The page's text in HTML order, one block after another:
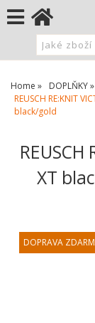
Home DOPLŇKY
REUSCH RE:KNIT
black/gold
REUSCH
XT